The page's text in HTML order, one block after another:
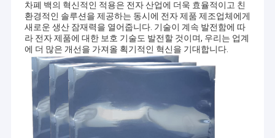
품질 관리
연락처
뉴스
모든 케이스
차폐 백의 혁신적인 적용은 전자 산업에 더욱 효율적이고 친
환경적인 솔루션을 제공하는 동시에 전자 제품 제조업체에게
새로운 생산 잠재력을 열어줍니다. 기술이 계속 발전함에 따
라 전자 제품에 대한 보호 기술도 발전할 것이며, 우리는 업계
에 더 많은 개선을 가져올 획기적인 혁신을 기대합니다.